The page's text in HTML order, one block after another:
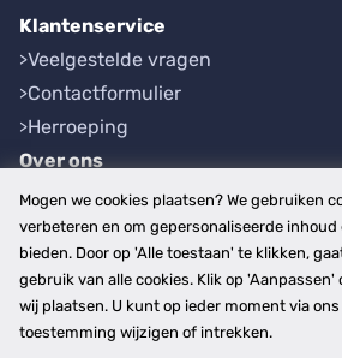
Klantenservice
Veelgestelde vragen
Contactformulier
Herroeping
Over ons
Bedrijfsgegevens
Werkwijze
Overzichten
Plaatsen
Provincies
Mogen we cookies plaatsen? We gebruiken
verbeteren en om gepersonaliseerde
bieden. Door op 'Alle toestaan' te klikken,
gebruik van alle cookies. Klik op 'Aanpassen'
wij plaatsen. U kunt op ieder moment via ons
toestemming wijzigen of intrekken.